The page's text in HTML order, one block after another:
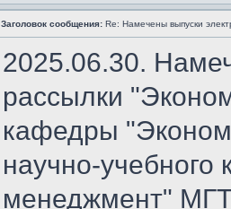
Заголовок сообщения: Re: Намечены выпуски
2025.06.30.
рассылки
кафедры
научно-
менеджмент"